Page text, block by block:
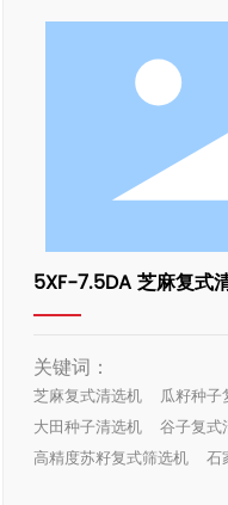
5XF-7.5DA 芝麻复式
关键词：
芝麻复式清选机 瓜籽种
大田种子清选机
谷子复式
高精度苏籽复式筛选机
石